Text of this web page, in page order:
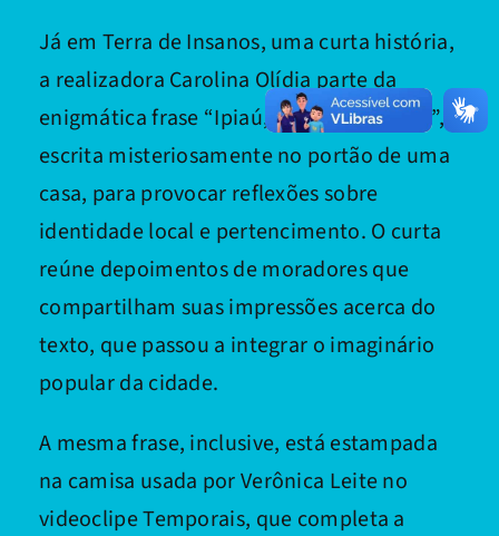
Já em Terra de Insanos, uma curta história,
a realizadora Carolina Olídia parte da
enigmática frase “Ipiaú, Terra de Insanos”,
escrita misteriosamente no portão de uma
casa, para provocar reflexões sobre
identidade local e pertencimento. O curta
reúne depoimentos de moradores que
compartilham suas impressões acerca do
texto, que passou a integrar o imaginário
popular da cidade.
A mesma frase, inclusive, está estampada
na camisa usada por Verônica Leite no
videoclipe Temporais, que completa a